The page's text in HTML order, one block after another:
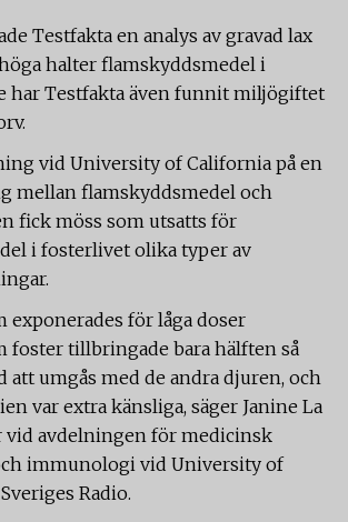
Testfakta en analys av gravad lax
halter flamskyddsmedel i
har Testfakta även funnit miljögiftet
vid University of California på en
mellan flamskyddsmedel och
fick möss som utsatts för
i fosterlivet olika typer av
exponerades för låga doser
foster tillbringade bara hälften så
att umgås med de andra djuren, och
var extra känsliga, säger Janine La
vid avdelningen för medicinsk
immunologi vid University of
Radio.